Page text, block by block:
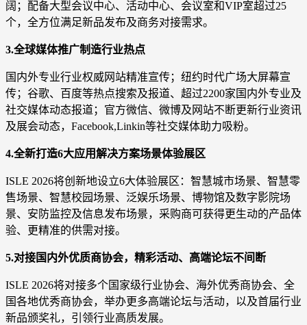
阔；配备大型会议中心、活动中心、会议室和VIP室超过25
个，全方位满足新品发布及商务对接需求。
3.全球媒体推广制造行业热点
国内外专业行业权威网站精准宣传；纽约时代广场大屏幕宣
传；谷歌、百度等热点搜索及报道、超过2200家国内外专业及
社交媒体动态报道；官方微信、微博及网站不断更新行业资讯
及展会动态，Facebook,Linkin等社交媒体助力吸粉。
4.全新打造6大应用解决方案场景体验展区
ISLE 2026将创新地设立6大体验展区：智慧城市场景、智慧零
售场景、智慧校园场景、泛娱乐场景、博物馆及数字影院场
景、安防监控及信息发布场景，采购商可获得更生动的产品体
验、更精准的供需对接。
5.对接国内外优质商协会，精彩活动、高端论坛不间断
ISLE 2026将对接多个国家级行业协会、海外优秀商协会、全
国各地优秀商协会，举办更多高端论坛与活动，以及首届行业
新品颁奖礼，引领行业高质发展。